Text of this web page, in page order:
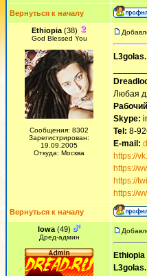
Вернуться к началу
Ethiopia(38)
God Blessed You
Сообщения: 8302
Зарегистрирован:
19.09.2005
Откуда: Москва
L3golas.
Любая
Skype:
Tel: 8-
E-mail:
https://
https://
https://
https://
Вернуться к началу
Iowa (49)
Дред-админ
Ethiopia
L3golas.